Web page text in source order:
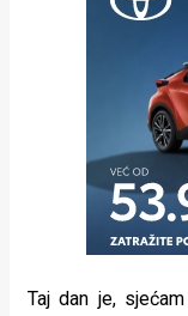
Taj dan je,